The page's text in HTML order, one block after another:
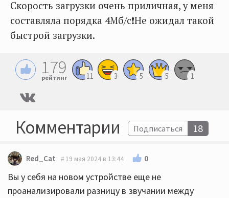
Скорость загрузки очень приличная, у меня
составляла порядка 4Мб/с❗️Не ожидал такой
быстрой загрузки.
179
рейтинг 11 3 5 5 1
Комментарии Подписаться 18
Red_Cat 19 мая 2024 в 13:44 0
Вы у себя на новом устройстве еще не
проанализировали разницу в звучании между